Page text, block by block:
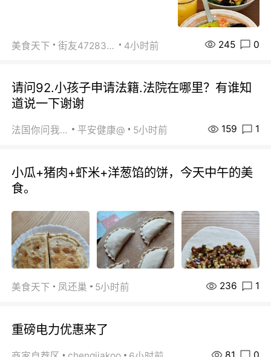
美食天下 街友472838572 4小时前 245 0
请问92.小孩子申请法籍.法院在哪里？有谁知
道说一下谢谢
法国你问我答 平安健康@ 5小时前 159 1
小瓜+猪肉+虾米+洋葱馅的饼，今天中午的美
食。
美食天下 凤还巢 5小时前 236 1
重磅电力优惠来了